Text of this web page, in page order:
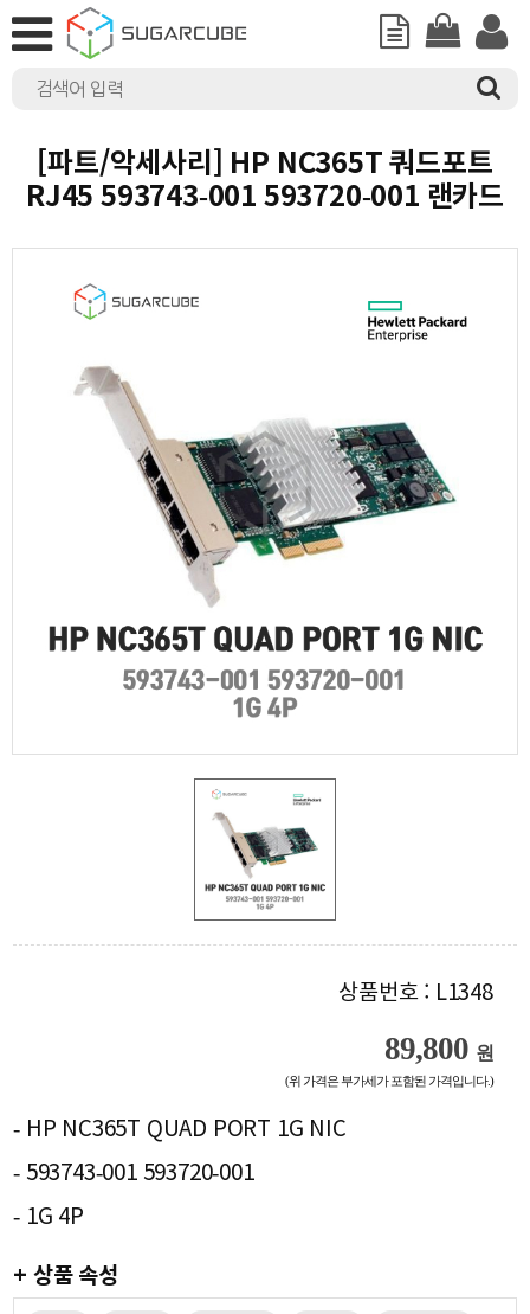
[파트/악세사리] HP NC365T 쿼드포트
RJ45 593743-001 593720-001 랜카드
상품번호 : L1348
89,800 원
(위 가격은 부가세가 포함된 가격입니다.)
- HP NC365T QUAD PORT 1G NIC
- 593743-001 593720-001
- 1G 4P
+ 상품 속성